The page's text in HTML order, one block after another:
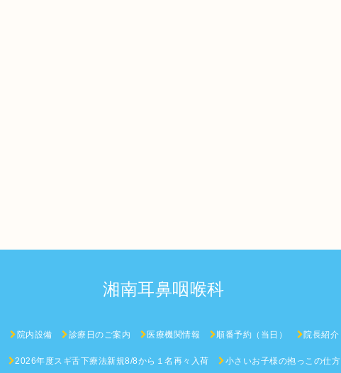
湘南耳鼻咽喉科
院内設備 診療日のご案内 医療機関情報 順番予約（当日） 院長紹介
2026年度スギ舌下療法新規8/8から１名再々入荷 小さいお子様の抱っこの仕方